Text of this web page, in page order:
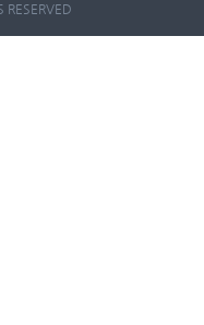
RESERVED